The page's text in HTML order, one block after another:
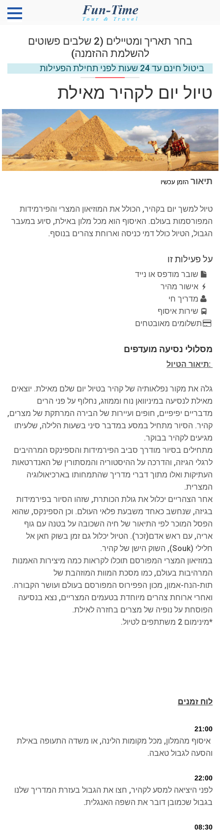
website
includes
בחר תאריך ומטיילים (2 שלבים פשוטים
להשלמת ההזמנה)
ביטול חינם עד 24 שעות לפני תחילת הפעילות
טיול יום לקהיר מאילת
תיאור הזמן עכשיו
טיול למשך יום בקהיר, הכולל את המוזיאון המצרי והפירמידות
המפורסמות בעולם. האיסוף הוא מכל מלון באילת, סיוע במעבר
הגבול, הטיול כולל דמי כניסה וארוחת צהרים בנוסף.
על פעילות זו
שובר מודפס או נייד
אישור מהיר
מדריך חי
שירות איסוף
תשלומים מאובטחים
מסלולי נסיעה מועדפים
:תיאור הטיול
גלה את מקור נפלאותיה של קהיר בטיול יום שלם מאילת. יוצאים
מאילת לנסיעה במיניוואן נוח וממוזג, נחלוף על פני הרים
מדבריים יפיפיים, חופים ועיירות של הבירה המרתקת של מצרים,
קהיר. הסיור מתחיל במסע במדבר סיני בשעות הלילה, שלעיתו
מגיעים לקהיר בבוקר.
מתחילים בסיור מודרך סביב הפירמידות והספינקס המרהיבים
לרגלי הגיזה, והדרכה על ההיסטוריה והמסתורין של האנדרטאות
העתיקות ואלו מתוך דברי מדריך שהתמחותו בארכיאולוגיה
המצרית.
אחר הצהריים יכלול את גולת הכותרת, שזהו הסיור בפירמידות
בגיזה, שנחשב כאחד משבעת פלאי העולם. וכן הספינקס, שהוא
הפסל המוכר לפי התיאור של חיה השכובה על בטנה עם גוף
אריה, עם ראש אדם(זכר). הטיול יכלול גם זמן בשוק חאן אל
חלילי (Souk), השוק הישן של קהיר.
במוזיאון המצרי המפורסם תוכלו לקראות כמה מיצירות האמנות
המרהיבות בעולם, כמו מסכת המוות המוזהבת של
תות-הנח-אמון, מכון הפפירוס המפורסם בעולם ועושר הקבורה.
ואחרי ארוחת צהרים מיוחדת בטעמים המצריים, נצא בנסיעה
הפוסחת על נופיה של מצרים בחזרה לאילת.
*מינימום 2 משתתפים לטיול.
לוח זמנים
21:00
איסוף מהמלון, מכל מקומות הלינה, או משדה התעופה באילת
והסעה לגבול טאבה.
22:00
לפני היציאה למסע לקהיר, חצו את הגבול בעזרת המדריך שלנו
בגבול שכמובן דובר את השפה האנגלית.
08:30